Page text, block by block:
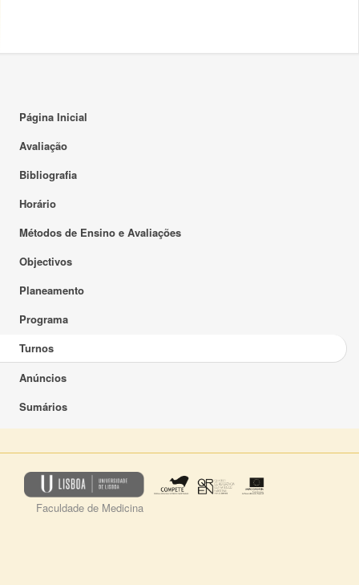
Página Inicial
Avaliação
Bibliografia
Horário
Métodos de Ensino e Avaliações
Objectivos
Planeamento
Programa
Turnos
Anúncios
Sumários
Faculdade de Medicina